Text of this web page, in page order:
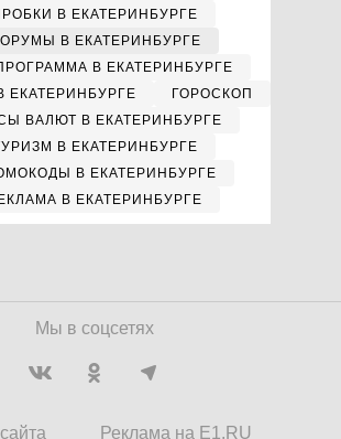
В ЕКАТЕРИНБУРГЕ
В ЕКАТЕРИНБУРГЕ
В ЕКАТЕРИНБУРГЕ
ЕКАТЕРИНБУРГЕ
ГОРОСКОП
ВАЛЮТ В ЕКАТЕРИНБУРГЕ
В ЕКАТЕРИНБУРГЕ
В ЕКАТЕРИНБУРГЕ
В ЕКАТЕРИНБУРГЕ
Мы в соцсетях
Реклама на E1.RU